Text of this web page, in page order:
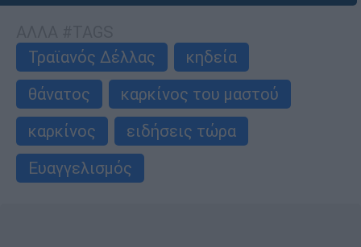
Τραϊανός Δέλλας
κηδεία
θάνατος
καρκίνος του μαστού
καρκίνος
ειδήσεις τώρα
Ευαγγελισμός